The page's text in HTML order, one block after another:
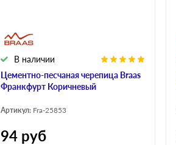
Цементно-песчаная черепица Braas
Франкфурт Коричневый
В наличии
Артикул: Fra-25853
94 руб